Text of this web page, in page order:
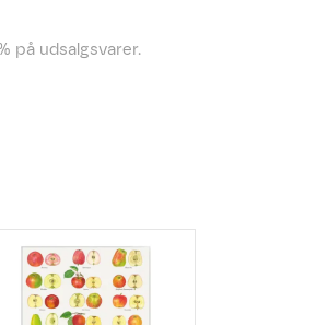
på udsalgsvarer.